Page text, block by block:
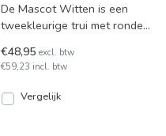
De Mascot Witten is een
tweekleurige trui met ronde
kleurcombinaties en van maa
€48,95 excl. btw
€59,23 incl. btw
Vergelijk